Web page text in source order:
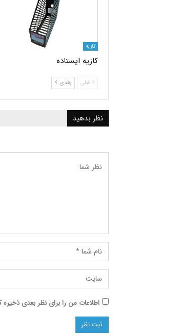
کازیه
کازیه ایستاده
قبلی بعدی
نظر بدهید
اطلاعات من را برای نظر بعدی ذخیره